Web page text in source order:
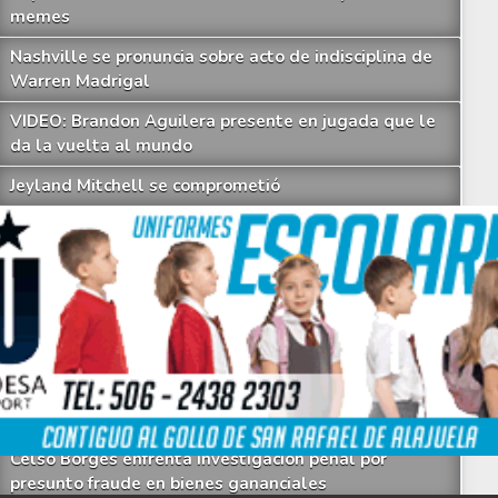
memes
Nashville se pronuncia sobre acto de indisciplina de
Warren Madrigal
VIDEO: Brandon Aguilera presente en jugada que le
da la vuelta al mundo
Jeyland Mitchell se comprometió
Partido entre Costa Rica y Belice solo se podrá
observar por un canal
Saprissa sigue llenándose de dudas y memes
Cae otro técnico en el Clausura y Minor Díaz tomará
su lugar
Los imperdibles memes que deja otro fiasco de
Saprissa a nivel internacional
Celso Borges enfrenta investigación penal por
presunto fraude en bienes gananciales
completa de futbolistas y técnicos que estuvieron en los dos equipos